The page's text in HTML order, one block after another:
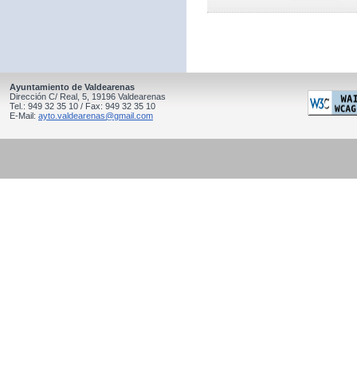
Ayuntamiento de Valdearenas
Dirección C/ Real, 5, 19196 Valdearenas
Tel.: 949 32 35 10 / Fax: 949 32 35 10
E-Mail: ayto.valdearenas@gmail.com